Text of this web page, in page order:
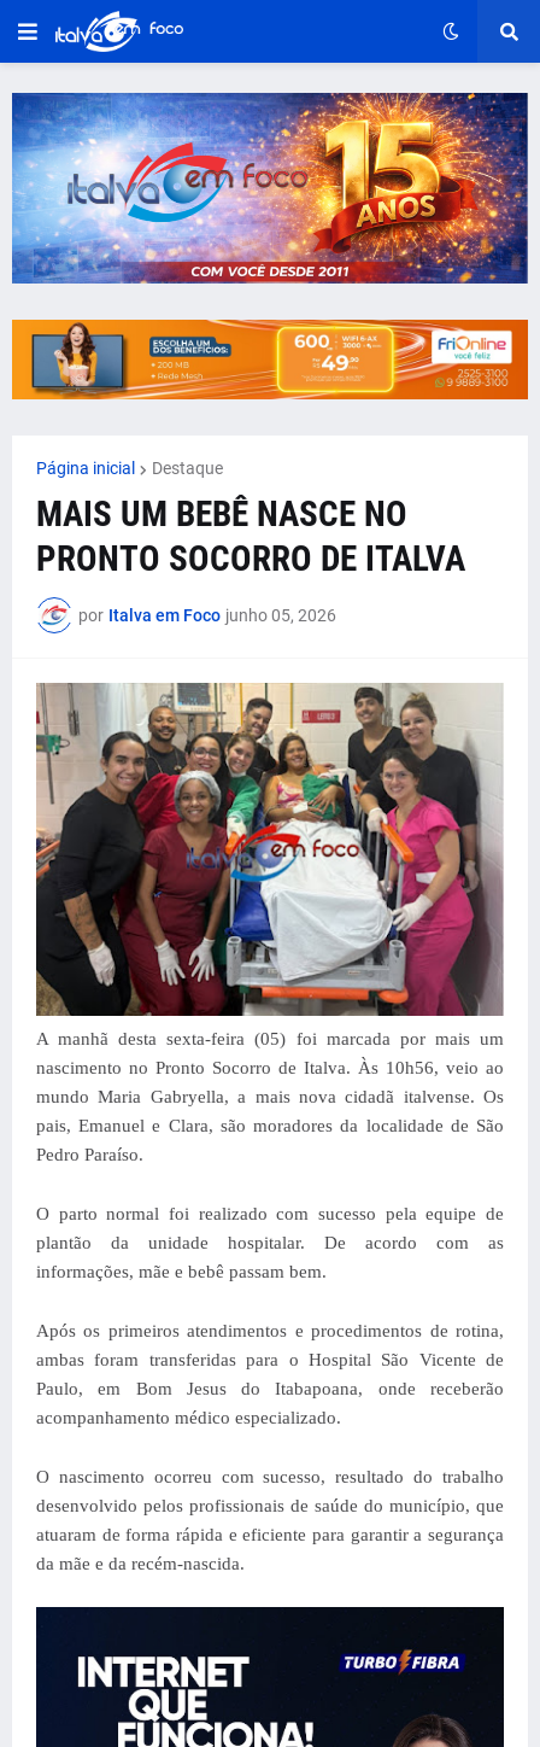
Página inicial Destaque
MAIS UM BEBÊ NASCE NO
PRONTO SOCORRO DE ITALVA
por Italva em Foco junho 05, 2026
A manhã desta sexta-feira (05) foi marcada por mais um
nascimento no Pronto Socorro de Italva. Às 10h56, veio ao
mundo Maria Gabryella, a mais nova cidadã italvense. Os
pais, Emanuel e Clara, são moradores da localidade de São
Pedro Paraíso.
O parto normal foi realizado com sucesso pela equipe de
plantão da unidade hospitalar. De acordo com as
informações, mãe e bebê passam bem.
Após os primeiros atendimentos e procedimentos de rotina,
ambas foram transferidas para o Hospital São Vicente de
Paulo, em Bom Jesus do Itabapoana, onde receberão
acompanhamento médico especializado.
O nascimento ocorreu com sucesso, resultado do trabalho
desenvolvido pelos profissionais de saúde do município, que
atuaram de forma rápida e eficiente para garantir a segurança
da mãe e da recém-nascida.